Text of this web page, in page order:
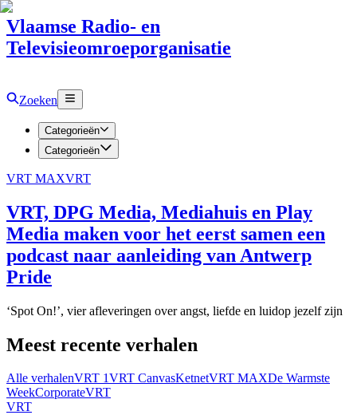
Vlaamse Radio- en
Televisieomroeporganisatie
Zoeken
Categorieën
Categorieën
VRT MAXVRT
VRT, DPG Media, Mediahuis en Play
Media maken voor het eerst samen een
podcast naar aanleiding van Antwerp
Pride
‘Spot On!’, vier afleveringen over angst, liefde en luidop jezelf zijn
Meest recente verhalen
Alle verhalenVRT 1VRT CanvasKetnetVRT MAXDe Warmste
WeekCorporateVRT
VRT